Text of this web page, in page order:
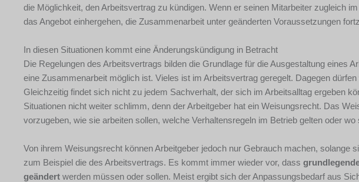
die Möglichkeit, den Arbeitsvertrag zu kündigen. Wenn er seinen Mitarbeiter zugleich
das Angebot einhergehen, die Zusammenarbeit unter geänderten Voraussetzungen
In diesen Situationen kommt eine Änderungskündigung in Betracht
Die Regelungen des Arbeitsvertrags bilden die Grundlage für die Ausgestaltung eines
eine Zusammenarbeit möglich ist. Vieles ist im Arbeitsvertrag geregelt. Dagegen
Gleichzeitig findet sich nicht zu jedem Sachverhalt, der sich im Arbeitsalltag ergeben
Situationen nicht weiter schlimm, denn der Arbeitgeber hat ein Weisungsrecht. Das
vorzugeben, wie sie arbeiten sollen, welche Verhaltensregeln im Betrieb gelten oder
Von ihrem Weisungsrecht können Arbeitgeber jedoch nur Gebrauch machen, solange
zum Beispiel die des Arbeitsvertrags. Es kommt immer wieder vor, dass
geändert werden müssen oder sollen. Meist ergibt sich der Anpassungsbedarf aus